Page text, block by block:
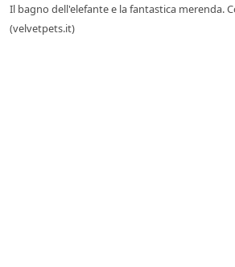
Il bagno dell'elefante e la fantastica merenda.
(velvetpets.it)